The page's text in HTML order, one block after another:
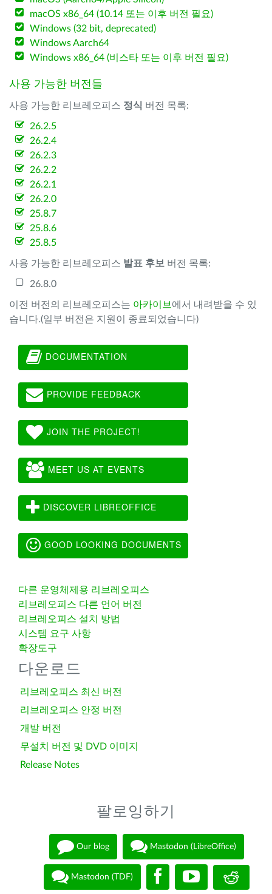
macOS x86_64 (10.14 또는 이후 버전 필요)
Windows (32 bit, deprecated)
Windows Aarch64
Windows x86_64 (비스타 또는 이후 버전 필요)
사용 가능한 버전들
사용 가능한 리브레오피스 정식 버전 목록:
26.2.5
26.2.4
26.2.3
26.2.2
26.2.1
26.2.0
25.8.7
25.8.6
25.8.5
사용 가능한 리브레오피스 발표 후보 버전 목록:
26.8.0
이전 버전의 리브레오피스는 아카이브 에서 내려받을 수 있
습니다.(일부 버전은 지원이 종료되었습니다)
DOCUMENTATION
PROVIDE FEEDBACK
JOIN THE PROJECT!
MEET US AT EVENTS
DISCOVER LIBREOFFICE
GOOD LOOKING DOCUMENTS
다른 운영체제용 리브레오피스
리브레오피스 다른 언어 버전
리브레오피스 설치 방법
시스템 요구 사항
확장도구
다운로드
리브레오피스 최신 버전
리브레오피스 안정 버전
개발 버전
무설치 버전 및 DVD 이미지
Release Notes
팔로잉하기
Our blog Mastodon (LibreOffice)
Mastodon (TDF)